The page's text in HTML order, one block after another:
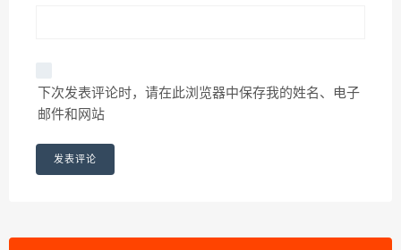
下次发表评论时，请在此浏览器中保存我的姓名、电子
邮件和网站